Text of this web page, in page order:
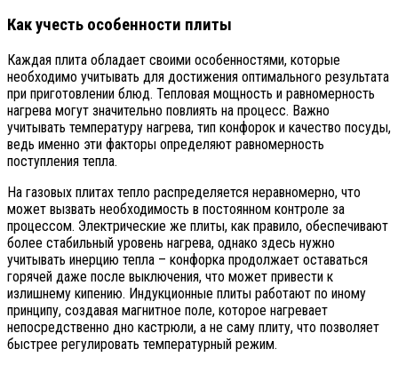
Как учесть особенности плиты
Каждая плита обладает своими особенностями, которые
необходимо учитывать для достижения оптимального результата
при приготовлении блюд. Тепловая мощность и равномерность
нагрева могут значительно повлиять на процесс. Важно
учитывать температуру нагрева, тип конфорок и качество посуды,
ведь именно эти факторы определяют равномерность
поступления тепла.
На газовых плитах тепло распределяется неравномерно, что
может вызвать необходимость в постоянном контроле за
процессом. Электрические же плиты, как правило, обеспечивают
более стабильный уровень нагрева, однако здесь нужно
учитывать инерцию тепла – конфорка продолжает оставаться
горячей даже после выключения, что может привести к
излишнему кипению. Индукционные плиты работают по иному
принципу, создавая магнитное поле, которое нагревает
непосредственно дно кастрюли, а не саму плиту, что позволяет
быстрее регулировать температурный режим.